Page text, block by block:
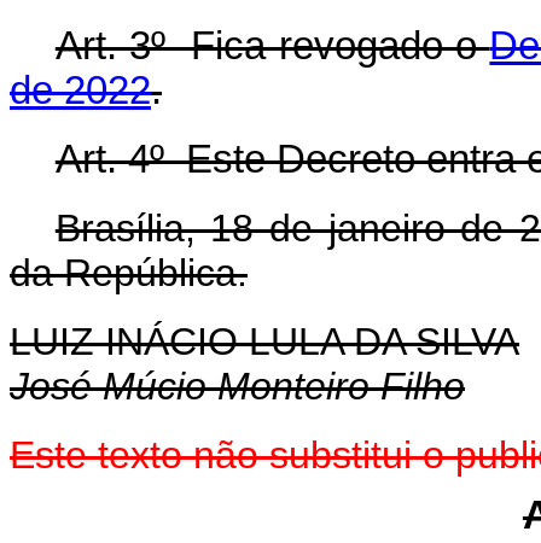
Art. 3º Fica revogado o
de 2022.
Art. 4º Este Decreto entra
Brasília, 18 de janeiro de
da República.
LUIZ INÁCIO LULA DA SILVA
José Múcio Monteiro Filho
Este texto não substitui o